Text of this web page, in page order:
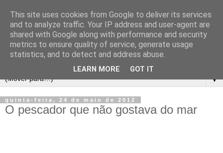
▼
quinta-feira, 24 de maio de 2012
O pescador que não gostava do mar
This site uses cookies from Google to deliver its services
and to analyze traffic. Your IP address and user-agent are
shared with Google along with performance and security
metrics to ensure quality of service, generate usage
statistics, and to detect and address abuse.
LEARN MORE GOT IT